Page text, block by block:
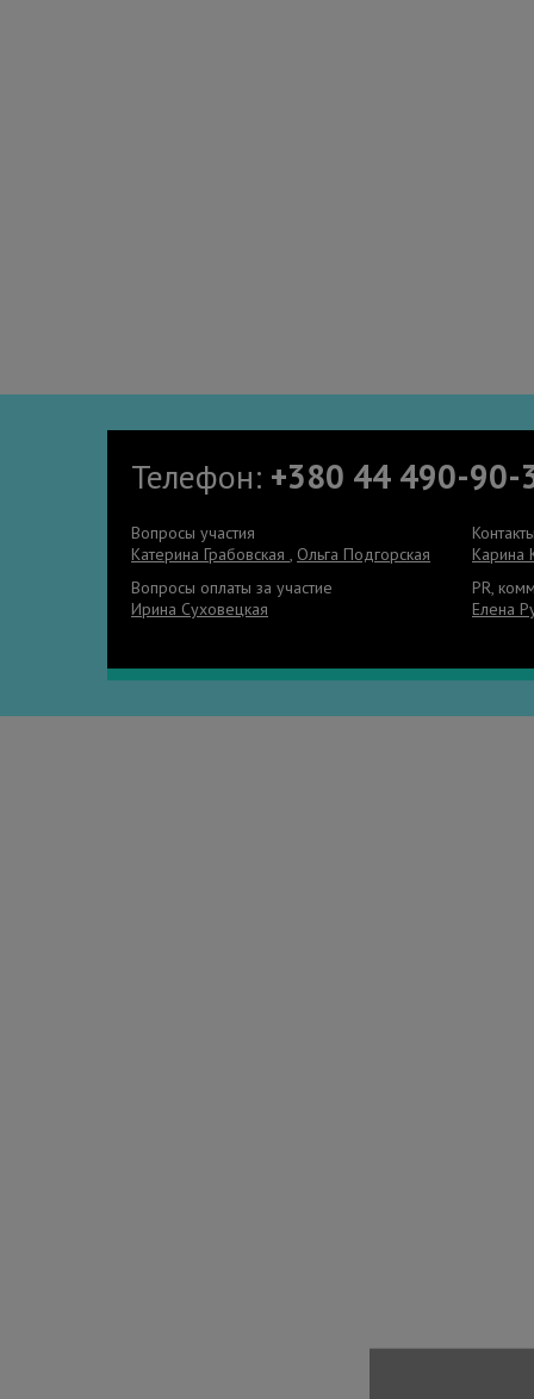
Телефон: +380 44 490-90-
Вопросы участия
Катерина Грабовская
Ольга Подгорская
Карина
Вопросы оплаты за участие
Ирина Суховецкая
PR,
Елена